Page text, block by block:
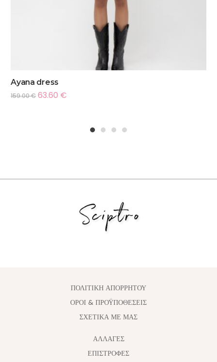
Ayana dress
159.00€ 63.60 €
ΠΟΛΙΤΙΚΗ ΑΠΟΡΡΗΤΟΥ
ΟΡΟΙ & ΠΡΟΫΠΟΘΕΣΕΙΣ
ΣΧΕΤΙΚΑ ΜΕ ΜΑΣ
ΑΛΛΑΓΈΣ
ΕΠΙΣΤΡΟΦΕΣ